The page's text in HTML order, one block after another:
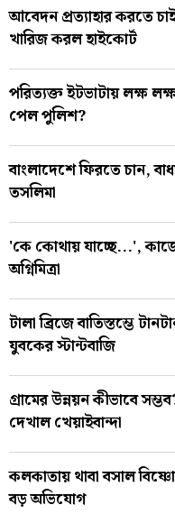
আবেদন প্রত্যাহার করতে
খারিজ করল হাইকোর্ট
পরিত্যক্ত ইটভাটায় লক্ষ
পেল পুলিশ?
বাংলাদেশে ফিরতে চান,
তসলিমা
'কে কোথায় যাচ্ছে...',
অগ্নিমিত্রা
টালা ব্রিজে বাতিস্তম্ভে
যুবকের স্টান্টবাজি
গ্রামের উন্নয়ন কীভাবে
দেখাল খেয়াইবান্দা
কলকাতায় থাবা বসাল
বড় অভিযোগ